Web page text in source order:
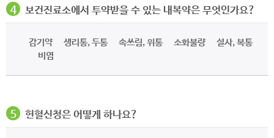
4 보건진료소에서 투약받을 수 있는 내복약은 무엇인가요?
감기약 생리통, 두통 속쓰림, 위통 소화불량 설사, 복통
비염
5 헌혈신청은 어떻게 하나요?